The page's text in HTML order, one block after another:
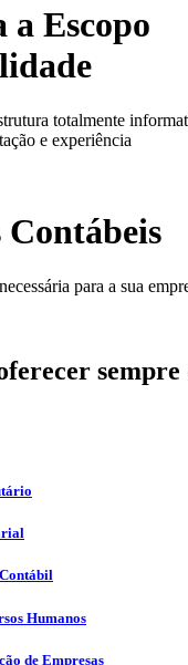
a Escopo
totalmente
e experiência
Contábeis
para a sua
Humanos
de Empresas